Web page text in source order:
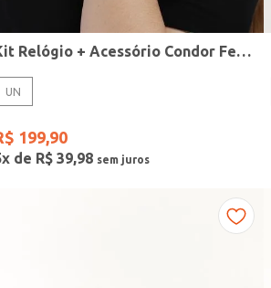
Kit Relógio + Acessório Condor Feminino PRATA
UN
199,90
x de R$ 39,98